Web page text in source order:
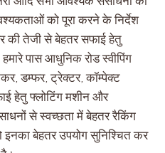
को पूरा करने के निर्देश
की तेजी से बेहतर सफाई हेतु
पास आधुनिक रोड स्वीपिंग
डम्फर, ट्रेक्टर, कॉम्पेक्ट
हेतु फ्लोटिंग मशीन और
से स्वच्छता में बेहतर रैकिंग
बेहतर उपयोग सुनिश्चित कर